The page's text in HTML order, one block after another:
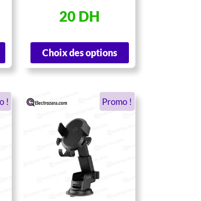
de Données
20 DH
Choix des options
la
page
du
produit
! Promo !
prix
initial
était :
81 DH.
Le